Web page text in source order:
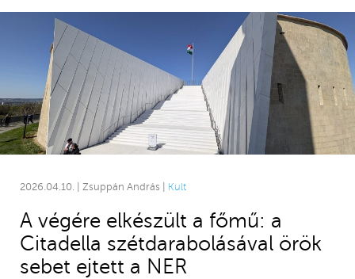
2026.04.10. | Zsuppán András | Kult
A végére elkészült a főmű: a
Citadella szétdarabolásával örök
sebet ejtett a NER